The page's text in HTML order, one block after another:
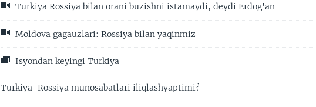
Turkiya Rossiya bilan orani buzishni istamaydi, deydi Erdog'an
Moldova gagauzlari: Rossiya bilan yaqinmiz
Isyondan keyingi Turkiya
Turkiya-Rossiya munosabatlari iliqlashyaptimi?